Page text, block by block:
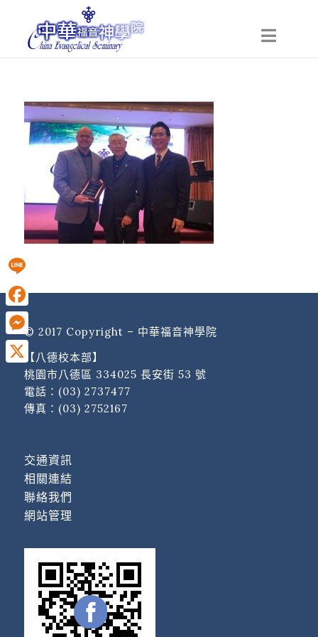
© 2017 Copyright – 中華福音神學院
【八德校本部】
桃園市八德區 334025 長安街 53 號
電話： (03) 2737477
傳真：(03) 2752167
交通資訊
相關連結
聯絡我們
網站管理
Line
Facebook
Messenger